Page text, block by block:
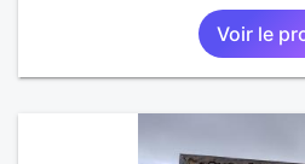
Voir le